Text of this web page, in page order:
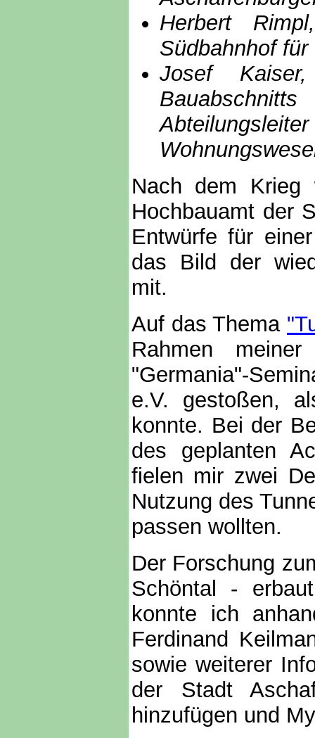
Herbert
Südbahnhof
Josef
Nach dem Krieg
Hochbauamt der
Entwürfe für
das Bild der
mit.
Auf das Thema
Rahmen
"Germania"-
e.V. gestoßen,
konnte. Bei der
des geplanten
fielen mir zwei
Nutzung des
passen wollten.
Der Forschung
Schöntal -
konnte ich
Ferdinand
sowie weiterer
der Stadt
hinzufügen und